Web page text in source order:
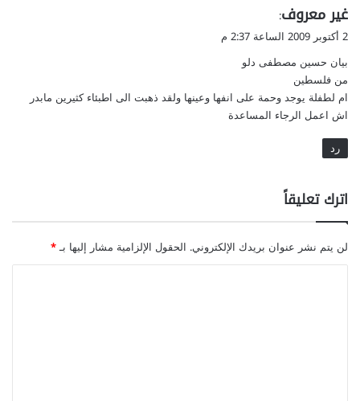
ي
ق
ل
غير معروف:
2 أكتوبر 2009 الساعة 2:37 م
بيان حسين مصطفى دلو
من فلسطين
ام لطفلة يوجد وحمة على انفها وعينها ولقد ذهبت الى اطبئاء كثيرين مابدر
اش اعمل الرجاء المساعدة
رد
اترك تعليقاً
لن يتم نشر عنوان بريدك الإلكتروني. الحقول الإلزامية مشار إليها بـ*